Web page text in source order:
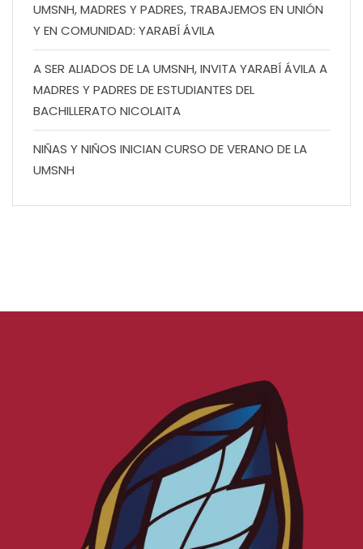
UMSNH, MADRES Y PADRES, TRABAJEMOS EN UNIÓN
Y EN COMUNIDAD: YARABÍ ÁVILA
A SER ALIADOS DE LA UMSNH, INVITA YARABÍ ÁVILA A
MADRES Y PADRES DE ESTUDIANTES DEL
BACHILLERATO NICOLAITA
NIÑAS Y NIÑOS INICIAN CURSO DE VERANO DE LA
UMSNH